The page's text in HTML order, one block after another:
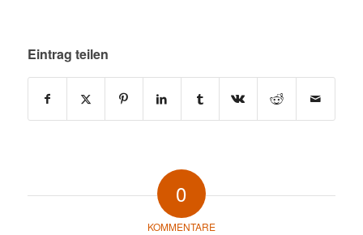
Eintrag teilen
0
KOMMENTARE